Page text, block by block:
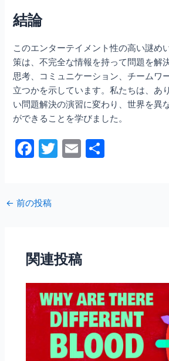
結論
このエンターテイメント性の高い謎め
策は、不完全な情報を持って問題を解
思考、コミュニケーション、チームワ
立つかを示しています。私たちは、あ
い問題解決の演習に変わり、世界を異
ができることを学びました。
F
e
o
k
T
E
← 前の投稿
関連投稿